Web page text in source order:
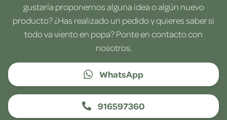
gustaría proponernos alguna idea o algún nuevo
producto? ¿Has realizado un pedido y quieres saber si
todo va viento en popa? Ponte en contacto con
nosotros.
WhatsApp
916597360